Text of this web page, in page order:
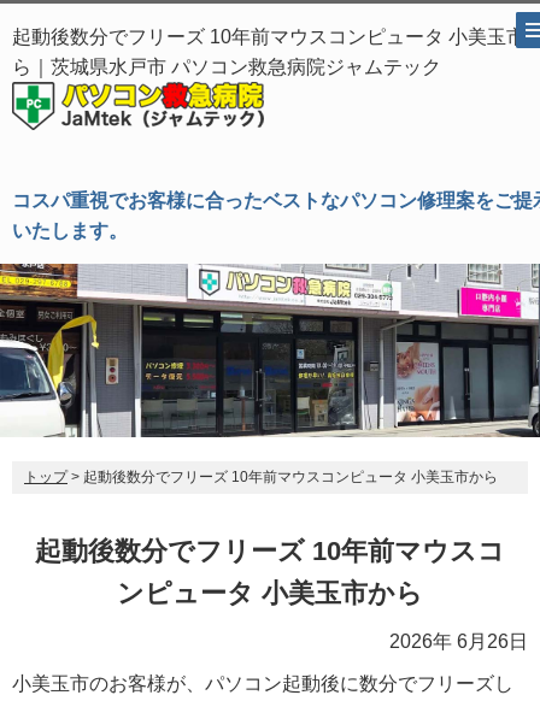
起動後数分でフリーズ 10年前マウスコンピュータ 小美玉市
ら｜茨城県水戸市 パソコン救急病院ジャムテック
コスパ重視でお客様に合ったベストなパソコン修理案をご提
いたします。
トップ> 起動後数分でフリーズ 10年前マウスコンピュータ 小美玉市から
起動後数分でフリーズ 10年前マウスコ
ンピュータ 小美玉市から
2026年 6月26日
小美玉市のお客様が、パソコン起動後に数分でフリーズし